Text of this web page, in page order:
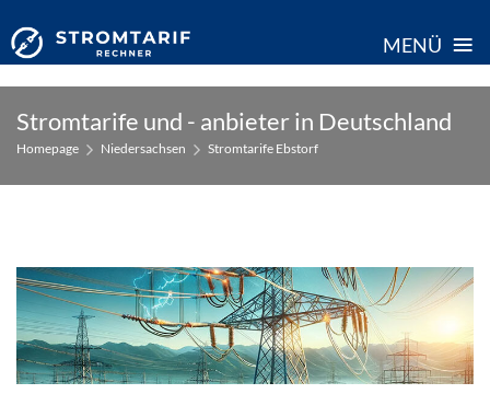
MENÜ ≡
content
Stromtarife und - anbieter in Deutschland
Homepage Niedersachsen Stromtarife Ebstorf